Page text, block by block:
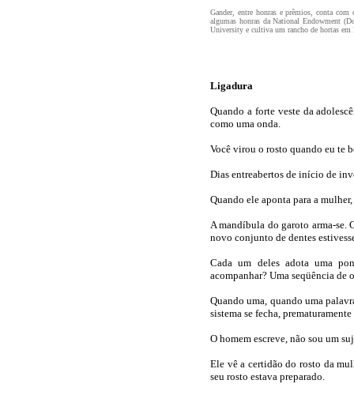
Gander, entre honras e prêmios, conta
algumas honras da National Endowment
University e cultiva um rancho de hortas em
Ligadura
Quando a forte veste da
como uma onda.
Você virou o rosto quando eu te
Dias entreabertos de início de
Quando ele aponta para a
A mandíbula do garoto arma-se.
novo conjunto de dentes
Cada um deles adota uma
acompanhar? Uma seqüência de
Quando uma, quando uma
sistema se fecha,
O homem escreve, não sou um
Ele vê a certidão do rosto da
seu rosto estava preparado.